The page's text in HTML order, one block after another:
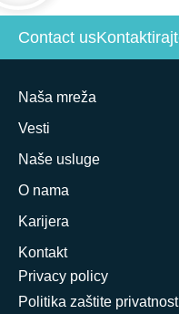
Contact us
Naša mreža
Vesti
Naše usluge
O nama
Karijera
Kontakt
Privacy policy
Politika zaštite